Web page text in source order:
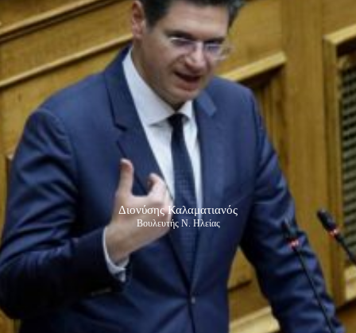
Διονύσης Καλαματιανός
Βουλευτής Ν. Ηλείας